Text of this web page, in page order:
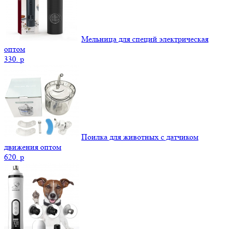
Мельница для специй электрическая
оптом
330. p
Поилка для животных с датчиком
движения оптом
620. p